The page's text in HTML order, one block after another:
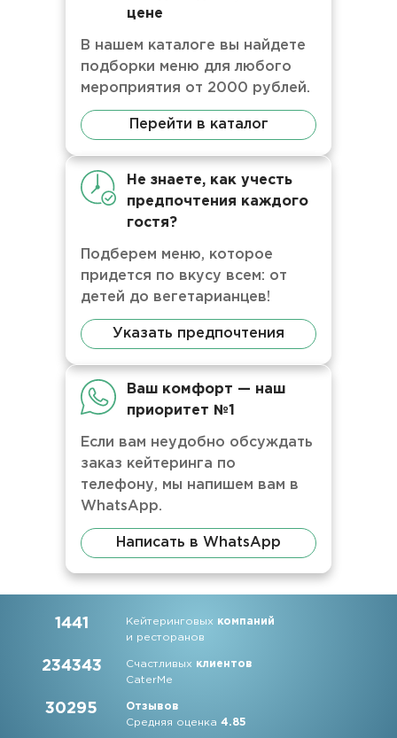
цене
В нашем каталоге вы найдете
подборки меню для любого
мероприятия от 2000 рублей.
Перейти в каталог
Не знаете, как учесть
предпочтения каждого
гостя?
Подберем меню, которое
придется по вкусу всем: от
детей до вегетарианцев!
Указать предпочтения
Ваш комфорт — наш
приоритет №1
Если вам неудобно обсуждать
заказ кейтеринга по
телефону, мы напишем вам в
WhatsApp.
Написать в WhatsApp
1441 Кейтеринговых компаний
и ресторанов
234343 Счастливых клиентов
CaterMe
30295
Отзывов
Средняя оценка4.85